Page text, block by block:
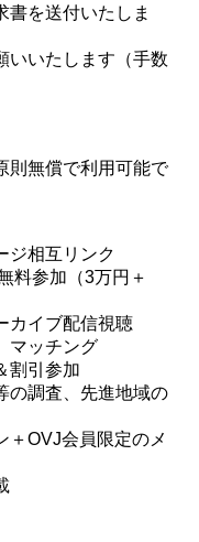
書を送付いたしま
いいたします（手数
則無償で利用可能で
ジ相互リンク
料参加（3万円＋
カイブ配信視聴
マッチング
割引参加
の調査、先進地域の
＋OVJ会員限定のメ